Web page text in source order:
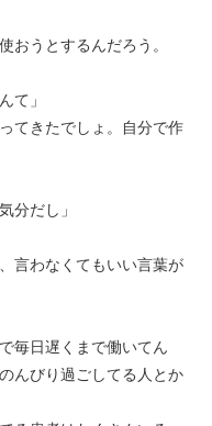
おうとするんだろう。
て」
てきたでしょ。自分で作
分だし」
言わなくてもいい言葉が
毎日遅くまで働いてん
んびり過ごしてる人とか